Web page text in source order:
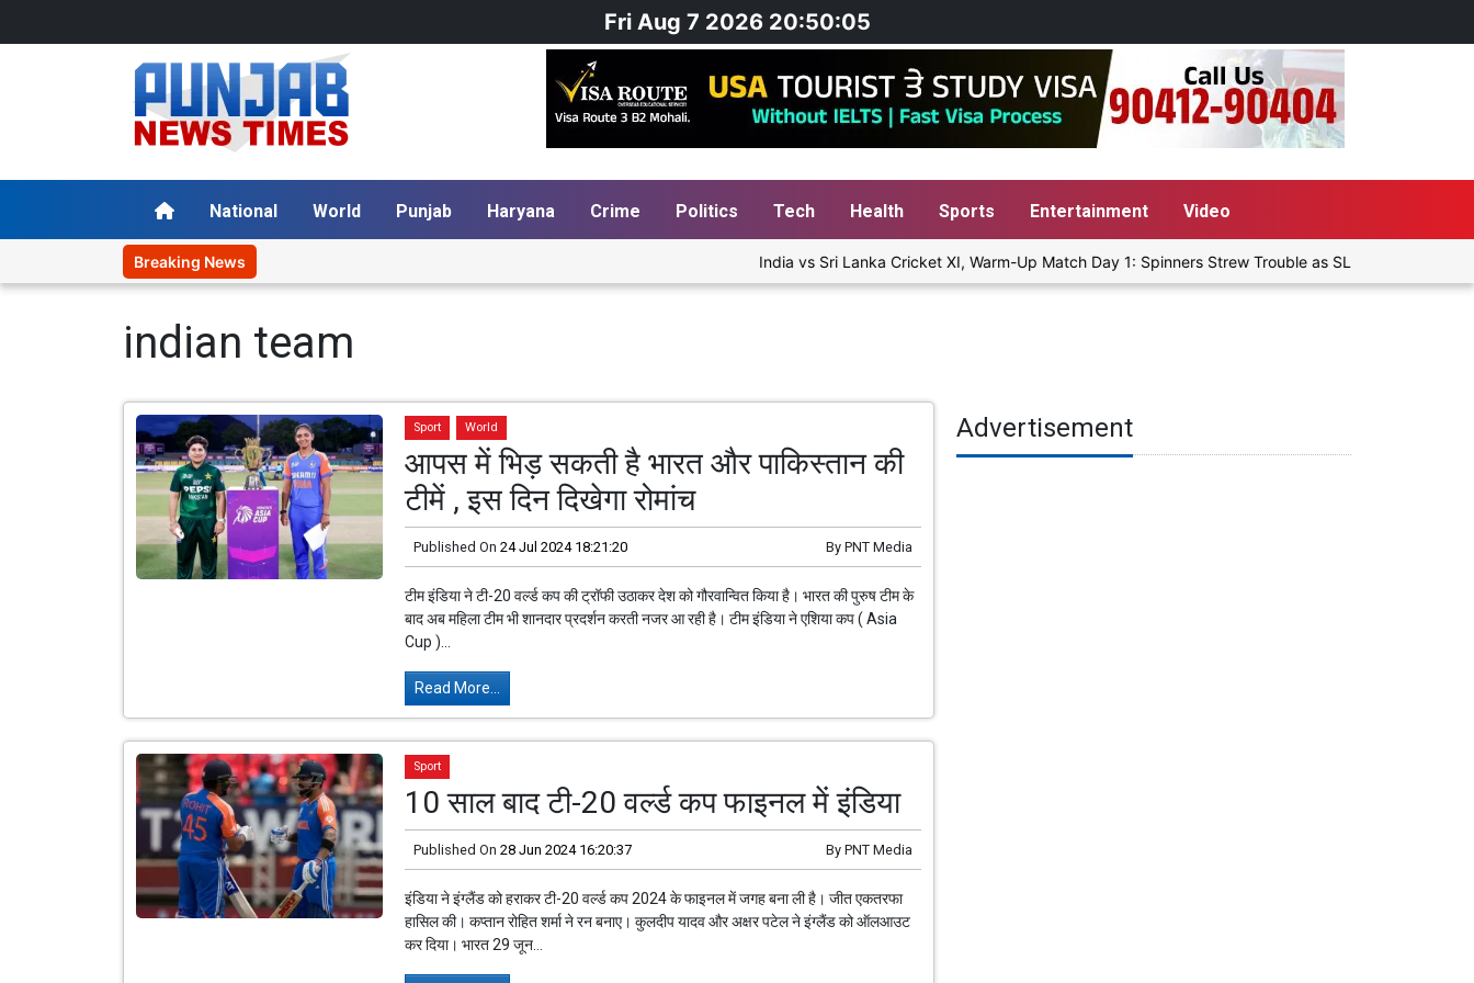
Fri Aug 7 2026 20:50:06
National World Punjab Haryana Crime Politics Tech Health Sports Entertainment Video
Breaking News India vs Sri Lanka Cricket XI, Warm-Up Match Day 1: Spinners Strew Trouble as SLC XI Reach 363/8
indian team
Sport World
आपस में भिड़ सकती है भारत और पाकिस्तान की
टीमें , इस दिन दिखेगा रोमांच
Published On 24 Jul 2024 18:21:20 By PNT Media
टीम इंडिया ने टी-20 वर्ल्ड कप की ट्रॉफी उठाकर देश को गौरवान्वित किया है। भारत की पुरुष टीम के
बाद अब महिला टीम भी शानदार प्रदर्शन करती नजर आ रही है। टीम इंडिया ने एशिया कप ( Asia
Cup )...
Read More...
Sport
10 साल बाद टी-20 वर्ल्ड कप फाइनल में इंडिया
Published On 28 Jun 2024 16:20:37 By PNT Media
इंडिया ने इंग्लैंड को हराकर टी-20 वर्ल्ड कप 2024 के फाइनल में जगह बना ली है। जीत एकतरफा
हासिल की। कप्तान रोहित शर्मा ने रन बनाए। कुलदीप यादव और अक्षर पटेल ने इंग्लैंड को ऑलआउट
कर दिया। भारत 29 जून...
Advertisement